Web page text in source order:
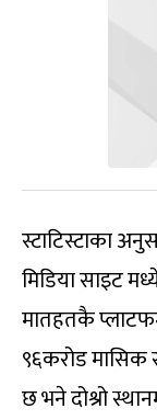
स्टाटिस्टाका
मिडिया साइट
मातहतकै
९६करोड मासिक
छ भने दोश्रो